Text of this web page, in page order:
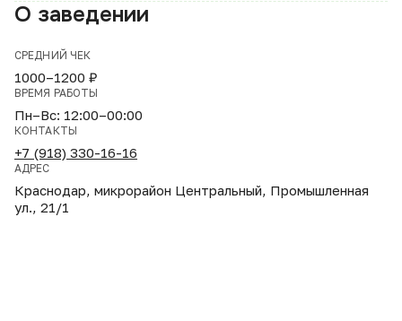
О заведении
СРЕДНИЙ ЧЕК
1000–1200 ₽
ВРЕМЯ РАБОТЫ
Пн–Вс: 12:00–00:00
КОНТАКТЫ
+7 (918) 330-16-16
АДРЕС
Краснодар, микрорайон Центральный, Промышленная
ул., 21/1